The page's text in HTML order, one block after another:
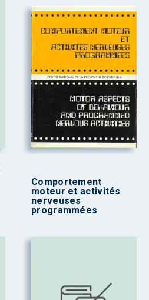
Comportement
moteur et activités
nerveuses
programmées